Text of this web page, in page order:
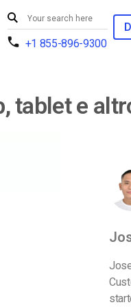
+1 855-896-9300
tablet e